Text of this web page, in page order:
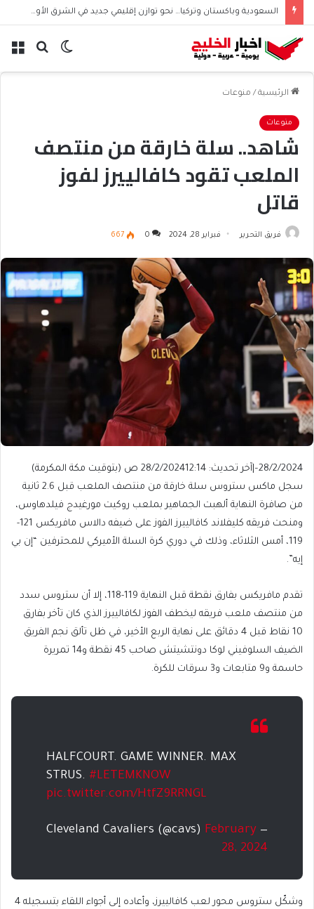
السعودية وباكستان وتركيا… نحو توازن إقليمي جديد في الشرق الأوسط
بحث الوضع
الرئيسية / منوعات
منوعات
شاهد.. سلة خارقة من منتصف
الملعب تقود كافالييرز لفوز
قاتل
فريق التحرير فبراير 28, 2024 0
667
28/2/2024
– آخر تحديث: 28/2/2024 12:14 ص (بتوقيت مكة المكرمة)
سجل ماكس ستروس سلة خارقة من منتصف الملعب قبل 2.6 ثانية
من صافرة النهاية ألهبت الجماهير بملعب روكيت مورغيدج فيلدهاوس،
ومنحت فريقه كليفلاند كافالييرز الفوز على ضيفه دالاس مافريكس 121-
119، أمس الثلاثاء، وذلك في دوري كرة السلة الأميركي للمحترفين “إن بي
إيه”.
تقدم مافريكس بفارق نقطة قبل النهاية 119-118، إلا أن ستروس سدد
من منتصف ملعب فريقه ليخطف الفوز لكافالييرز الذي كان تأخر بفارق
10 نقاط قبل 4 دقائق على نهاية الربع الأخير، في ظل تألق نجم الفريق
الضيف السلوفيني لوكا دونتشيتش صاحب 45 نقطة و14 تمريرة
حاسمة و9 متابعات و3 سرقات للكرة.
HALFCOURT. GAME WINNER. MAX
STRUS. #LETEMKNOW
pic.twitter.com/HtfZ9RRNGL
— Cleveland Cavaliers (@cavs)
February
28, 2024
وشكّل ستروس محور لعب كافالييرز، وأعاده إلى أجواء اللقاء بتسجيله 4